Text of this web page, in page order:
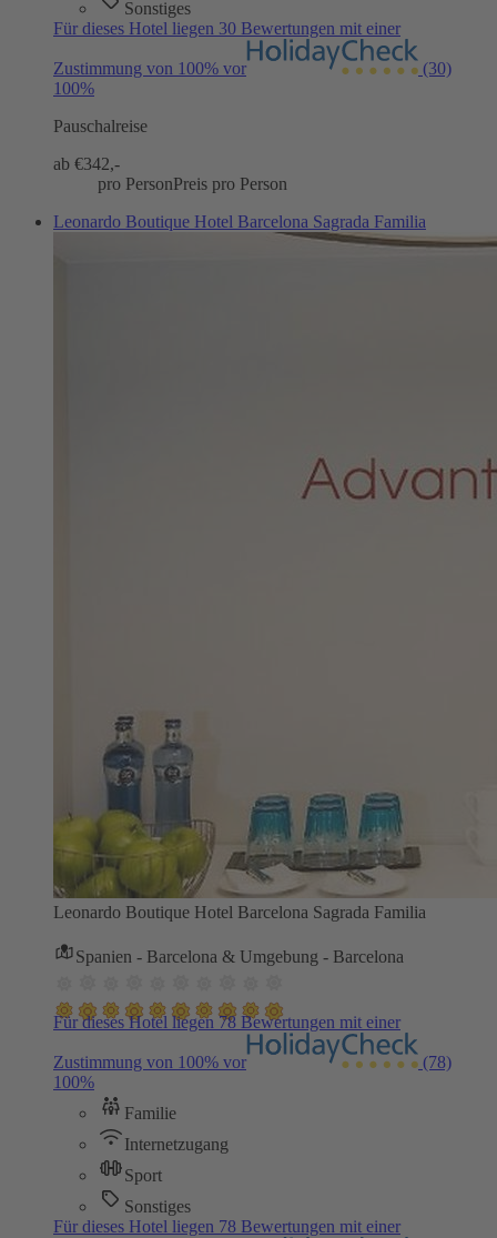
Sonstiges
Für dieses Hotel liegen 30 Bewertungen mit einer
Zustimmung von 100% vor
(30)
100%
Pauschalreise
ab €342,-
pro PersonPreis pro Person
Leonardo Boutique Hotel Barcelona Sagrada Familia
Leonardo Boutique Hotel Barcelona Sagrada Familia
Spanien - Barcelona & Umgebung - Barcelona
Für dieses Hotel liegen 78 Bewertungen mit einer
Zustimmung von 100% vor
(78)
100%
Familie
Internetzugang
Sport
Sonstiges
Für dieses Hotel liegen 78 Bewertungen mit einer